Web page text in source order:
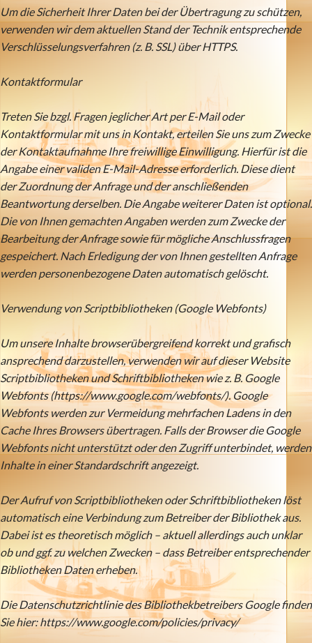
Um die Sicherheit Ihrer Daten bei der Übertragung zu schützen,
verwenden wir dem aktuellen Stand der Technik entsprechende
Verschlüsselungsverfahren (z. B. SSL) über HTTPS.
Kontaktformular
Treten Sie bzgl. Fragen jeglicher Art per E-Mail oder
Kontaktformular mit uns in Kontakt, erteilen Sie uns zum Zwecke
der Kontaktaufnahme Ihre freiwillige Einwilligung. Hierfür ist die
Angabe einer validen E-Mail-Adresse erforderlich. Diese dient
der Zuordnung der Anfrage und der anschließenden
Beantwortung derselben. Die Angabe weiterer Daten ist optional.
Die von Ihnen gemachten Angaben werden zum Zwecke der
Bearbeitung der Anfrage sowie für mögliche Anschlussfragen
gespeichert. Nach Erledigung der von Ihnen gestellten Anfrage
werden personenbezogene Daten automatisch gelöscht.
Verwendung von Scriptbibliotheken (Google Webfonts)
Um unsere Inhalte browserübergreifend korrekt und grafisch
ansprechend darzustellen, verwenden wir auf dieser Website
Scriptbibliotheken und Schriftbibliotheken wie z. B. Google
Webfonts (https://www.google.com/webfonts/). Google
Webfonts werden zur Vermeidung mehrfachen Ladens in den
Cache Ihres Browsers übertragen. Falls der Browser die Google
Webfonts nicht unterstützt oder den Zugriff unterbindet, werden
Inhalte in einer Standardschrift angezeigt.
Der Aufruf von Scriptbibliotheken oder Schriftbibliotheken löst
automatisch eine Verbindung zum Betreiber der Bibliothek aus.
Dabei ist es theoretisch möglich – aktuell allerdings auch unklar
ob und ggf. zu welchen Zwecken – dass Betreiber entsprechender
Bibliotheken Daten erheben.
Die Datenschutzrichtlinie des Bibliothekbetreibers Google finden
Sie hier: https://www.google.com/policies/privacy/